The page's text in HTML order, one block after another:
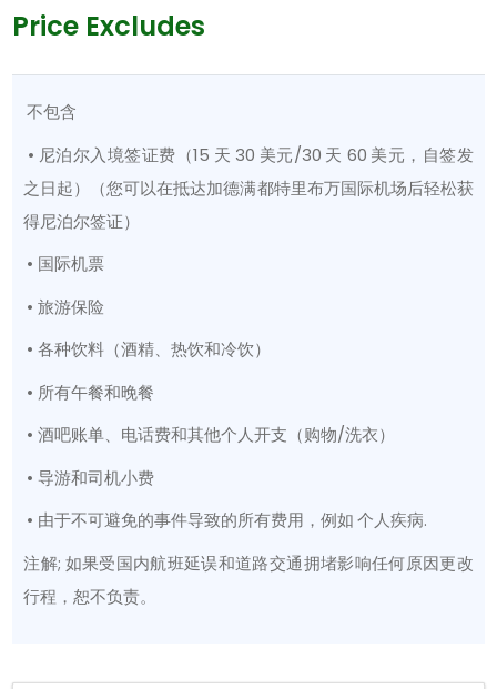
Price Excludes
不包含
• 尼泊尔入境签证费（15 天 30 美元/30 天 60 美元，自签发
之日起）（您可以在抵达加德满都特里布万国际机场后轻松获
得尼泊尔签证）
• 国际机票
• 旅游保险
• 各种饮料（酒精、热饮和冷饮）
• 所有午餐和晚餐
• 酒吧账单、电话费和其他个人开支（购物/洗衣）
• 导游和司机小费
• 由于不可避免的事件导致的所有费用，例如 个人疾病.
注解; 如果受国内航班延误和道路交通拥堵影响任何原因更改
行程，恕不负责。